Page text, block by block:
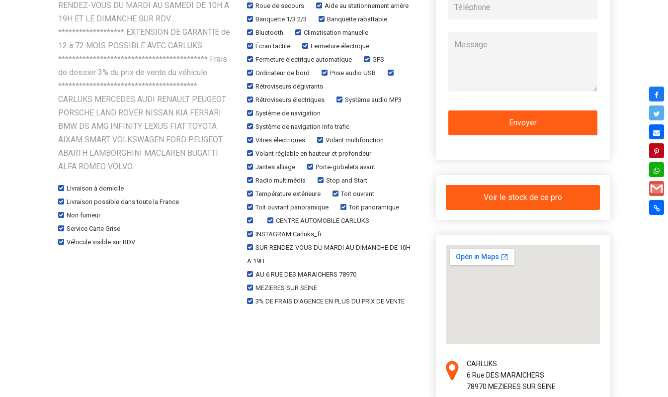
RENDEZ-VOUS DU MARDI AU SAMEDI DE 10H A
19H ET LE DIMANCHE SUR RDV ..
******************* EXTENSION DE GARANTIE de
12 à 72 MOIS POSSIBLE AVEC CARLUKS
******************************************* Frais
de dossier 3% du prix de vente du véhicule.
****************************************
CARLUKS MERCEDES AUDI RENAULT PEUGEOT
PORSCHE LAND ROVER NISSAN KIA FERRARI
BMW DS AMG INFINITY LEXUS FIAT TOYOTA
AIXAM SMART VOLKSWAGEN FORD PEUGEOT
ABARTH LAMBORGHINI MACLAREN BUGATTI
ALFA ROMEO VOLVO
Livraison à domicile
Livraison possible dans toute la France
Non fumeur
Service Carte Grise
Véhicule visible sur RDV
Roue de secours
Aide au stationnement arrière
Banquette 1/3 2/3
Banquette rabattable
Bluetooth
Climatisation manuelle
Écran tactile
Fermeture électrique
Fermeture électrique automatique
GPS
Ordinateur de bord
Prise audio USB
Rétroviseurs dégivrants
Rétroviseurs électriques
Système audio MP3
Système de navigation
Système de navigation info trafic
Vitres électriques
Volant multifonction
Volant réglable en hauteur et profondeur
Jantes alliage
Porte-gobelets avant
Radio multimédia
Stop and Start
Température extérieure
Toit ouvrant
Toit ouvrant panoramique
Toit panoramique
CENTRE AUTOMOBILE CARLUKS
INSTAGRAM Carluks_fr
SUR RENDEZ-VOUS DU MARDI AU DIMANCHE DE 10H
A 19H
AU 6 RUE DES MARAICHERS 78970
MEZIERES SUR SEINE
3% DE FRAIS D'AGENCE EN PLUS DU PRIX DE VENTE
Voir le stock de ce pro
CARLUKS
6 Rue DES MARAICHERS
78970 MEZIERES SUR SEINE